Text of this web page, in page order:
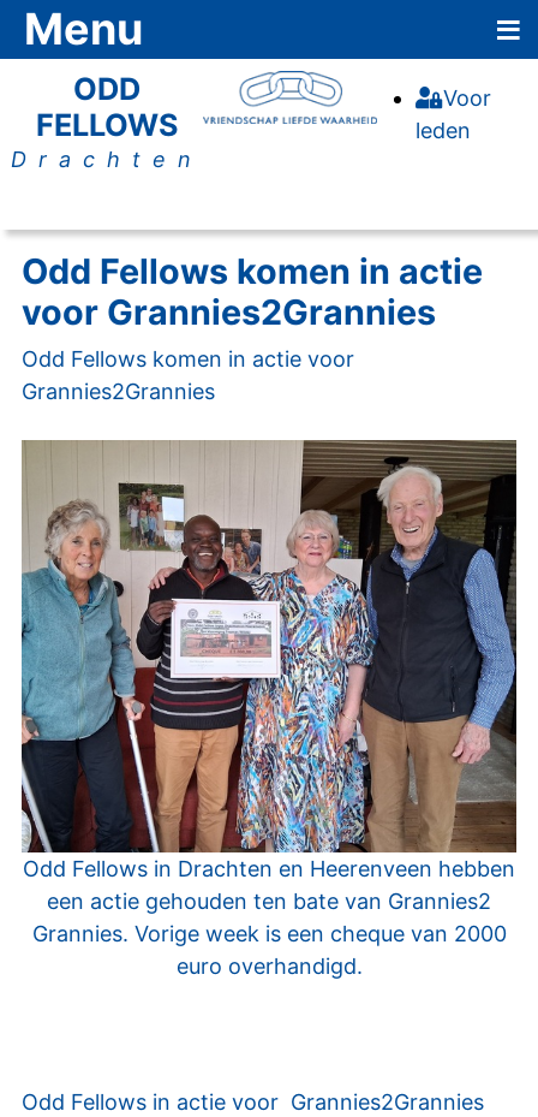
ODD
FELLOWS
Drachten
Voor
leden
Odd Fellows komen in actie
voor Grannies2Grannies
Odd Fellows komen in actie voor
Grannies2Grannies
Odd Fellows in Drachten en Heerenveen hebben
een actie gehouden ten bate van Grannies2
Grannies. Vorige week is een cheque van 2000
euro overhandigd.
Odd Fellows in actie voor Grannies2Grannies
Menu ≡